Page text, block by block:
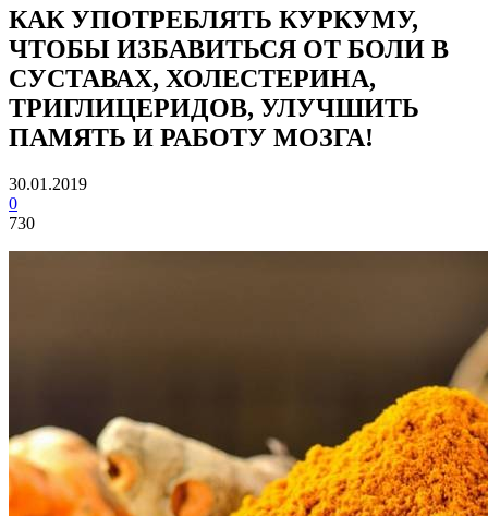
КАК УПОТРЕБЛЯТЬ КУРКУМУ,
ЧТОБЫ ИЗБАВИТЬСЯ ОТ БОЛИ В
СУСТАВАХ, ХОЛЕСТЕРИНА,
ТРИГЛИЦЕРИДОВ, УЛУЧШИТЬ
ПАМЯТЬ И РАБОТУ МОЗГА!
30.01.2019
0
730